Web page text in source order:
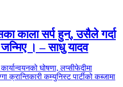
काला सर्प हुन्, उसैले गर्दा
जन्मिए । – साधु यादव